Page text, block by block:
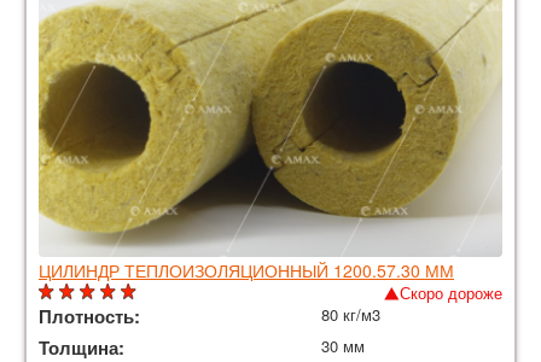
ЦИЛИНДР ТЕПЛОИЗОЛЯЦИОННЫЙ 1200.57.30 ММ
Скоро дороже
Плотность: 80 кг/м3
Толщина: 30 мм